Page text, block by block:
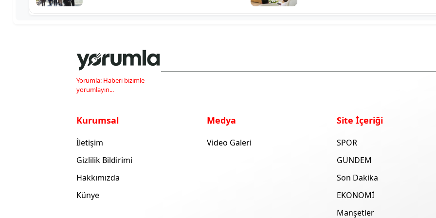
Yorumla: Haberi bizimle
yorumlayın...
Kurumsal
İletişim
Gizlilik Bildirimi
Hakkımızda
Künye
Medya
Video Galeri
Site İçeriği
SPOR
GÜNDEM
Son Dakika
EKONOMİ
Manşetler